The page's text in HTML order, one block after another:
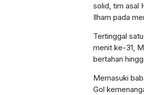
solid, tim asal
Ilham pada
Tertinggal
menit ke-31,
bertahan
Memasuki
Gol